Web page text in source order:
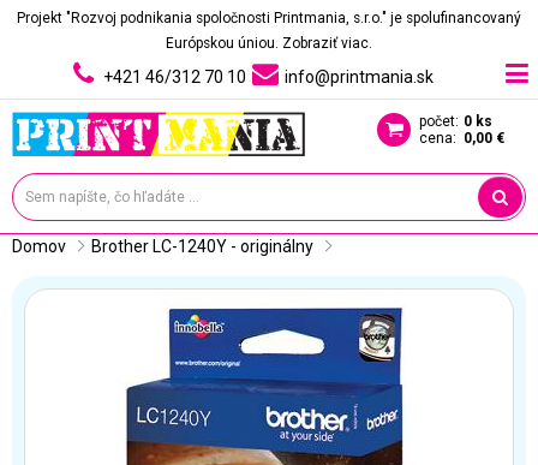
Projekt "Rozvoj podnikania spoločnosti Printmania, s.r.o." je spolufinancovaný
Európskou úniou. Zobraziť viac.
+421 46/312 70 10 info@printmania.sk
počet: 0 ks
cena: 0,00 €
Domov Brother LC-1240Y - originálny